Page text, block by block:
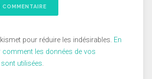
pour réduire les indésirables. En
les données de vos
utilisées.